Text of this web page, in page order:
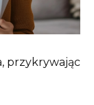
przykrywając